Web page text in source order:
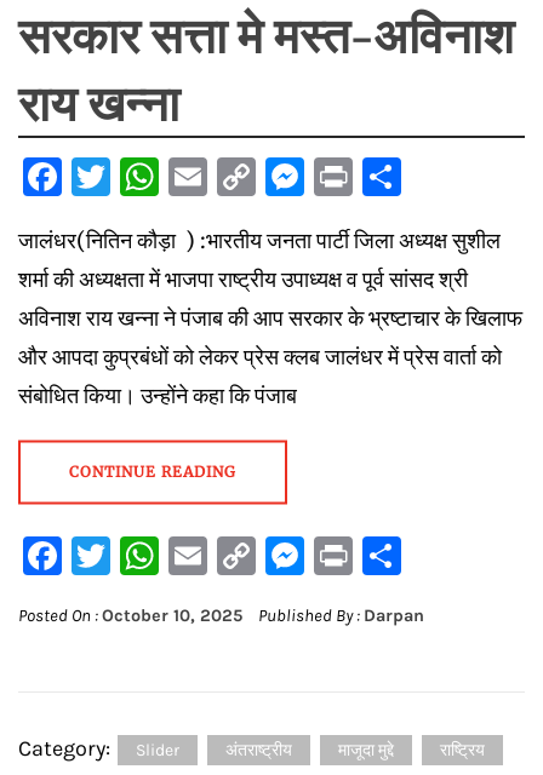
सरकार सत्ता मे मस्त-अविनाश
राय खन्ना
Facebook
Twitter
WhatsApp
Email
Copy
Link
Messenger
Print
जालंधर(नितिन कौड़ा ) :भारतीय जनता पार्टी जिला अध्यक्ष सुशील
शर्मा की अध्यक्षता में भाजपा राष्ट्रीय उपाध्यक्ष व पूर्व सांसद श्री
अविनाश राय खन्ना ने पंजाब की आप सरकार के भ्रष्टाचार के खिलाफ
और आपदा कुप्रबंधों को लेकर प्रेस क्लब जालंधर में प्रेस वार्ता को
संबोधित किया। उन्होंने कहा कि पंजाब
CONTINUE READING
Facebook
Twitter
WhatsApp
Email
CopyMessenger
Print
Posted On :October 10, 2025 Published By : Darpan
Category: Slider अंतराष्ट्रीय माजूदा मुद्दे राष्ट्रिय